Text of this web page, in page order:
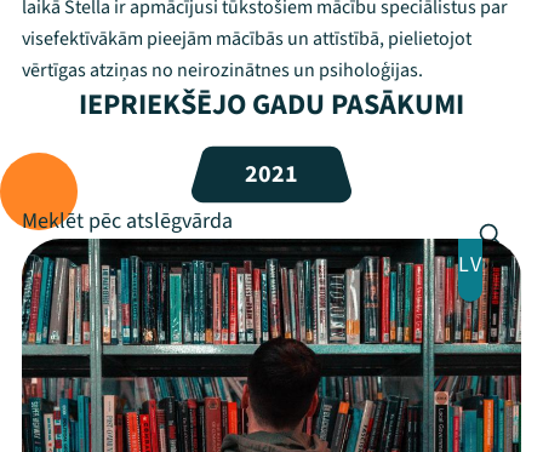
Mana programma
Festivāls
Arhīvs
Viņi bija LAMPĀ 2026
Jaunumi
Ziedo
Veikals
laikā Stella ir apmācījusi tūkstošiem mācību speciālistus par
visefektīvākām pieejām mācībās un attīstībā, pielietojot
vērtīgas atziņas no neirozinātnes un psiholoģijas.
IEPRIEKŠĒJO GADU PASĀKUMI
2021
LV